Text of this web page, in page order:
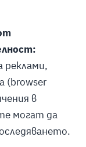
реклами,
(browser
в
могат да